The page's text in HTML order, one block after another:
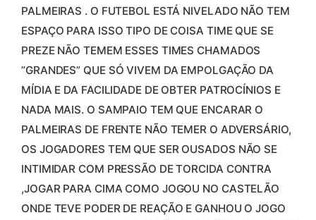
PALMEIRAS . O FUTEBOL ESTÁ NIVELADO NÃO TEM
ESPAÇO PARA ISSO TIPO DE COISA TIME QUE SE
PREZE NÃO TEMEM ESSES TIMES CHAMADOS
”GRANDES” QUE SÓ VIVEM DA EMPOLGAÇÃO DA
MÍDIA E DA FACILIDADE DE OBTER PATROCÍNIOS E
NADA MAIS. O SAMPAIO TEM QUE ENCARAR O
PALMEIRAS DE FRENTE NÃO TEMER O ADVERSÁRIO,
OS JOGADORES TEM QUE SER OUSADOS NÃO SE
INTIMIDAR COM PRESSÃO DE TORCIDA CONTRA
,JOGAR PARA CIMA COMO JOGOU NO CASTELÃO
ONDE TEVE PODER DE REAÇÃO E GANHOU O JOGO